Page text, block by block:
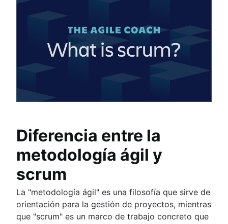
Diferencia entre la
metodología ágil y
scrum
La "metodología ágil" es una filosofía que sirve de
orientación para la gestión de proyectos, mientras
que "scrum" es un marco de trabajo concreto que